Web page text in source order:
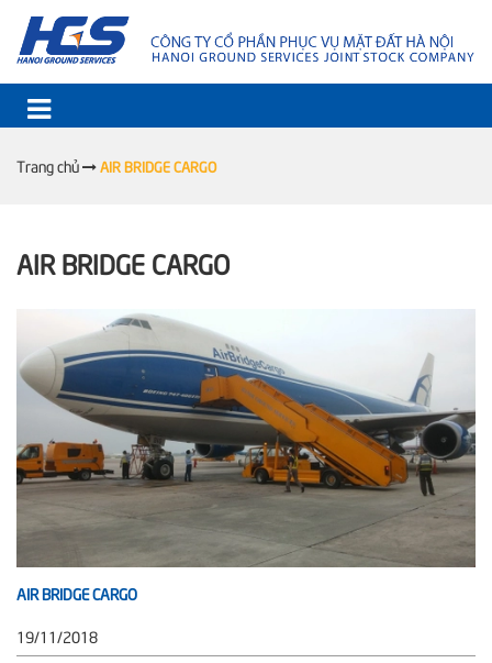
Trang chủ AIR BRIDGE CARGO
AIR BRIDGE CARGO
AIR BRIDGE CARGO
19/11/2018